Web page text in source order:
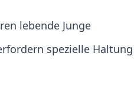
lebende Junge
spezielle